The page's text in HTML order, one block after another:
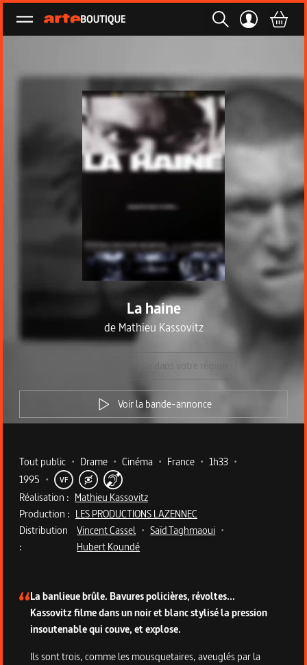
Ouvrir le menu
La haine
de Mathieu Kassovitz
Voir la bande-annonce
Metadata du programme
Tout public • Drame • Cinéma • France • 1h33 •
1995 • VF
Réalisation : Mathieu Kassovitz
Production : LES PRODUCTIONS LAZENNEC
Distribution
:
Vincent Cassel • Saïd Taghmaoui •
Hubert Koundé
La banlieue brûle. Bavures policières, révoltes...
Kassovitz filme dans un noir et blanc stylisé la pression
insoutenable qui couve, et explose.
Ils sont trois, comme les mousquetaires, aveuglés par la